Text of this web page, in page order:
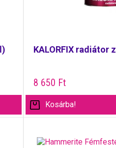
KALORFIX radiátor
8 650 Ft
Kosárba!